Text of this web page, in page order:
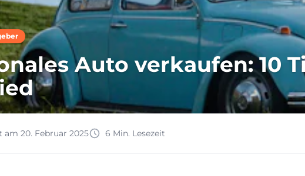
Auto verkaufen: 10
20. Februar 2025 6 Min. Lesezeit